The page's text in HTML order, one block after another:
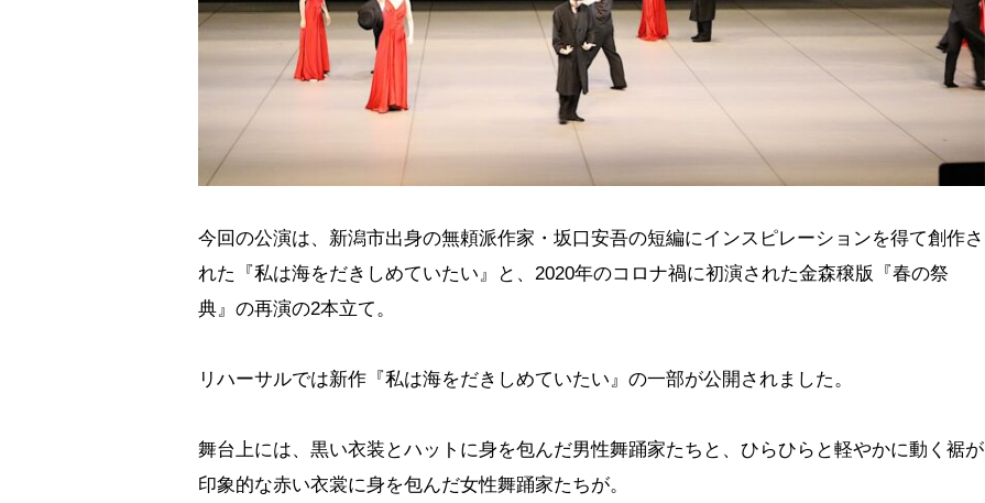
今回の公演は、新潟市出身の無頼派作家・坂口安吾の短編にインスピレーションを得て創作さ
れた『私は海をだきしめていたい』と、2020年のコロナ禍に初演された金森穣版『春の祭
典』の再演の2本立て。
リハーサルでは新作『私は海をだきしめていたい』の一部が公開されました。
舞台上には、黒い衣装とハットに身を包んだ男性舞踊家たちと、ひらひらと軽やかに動く裾が
印象的な赤い衣裳に身を包んだ女性舞踊家たちが。